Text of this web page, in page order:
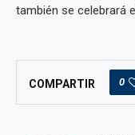
también se celebrará
COMPARTIR 0